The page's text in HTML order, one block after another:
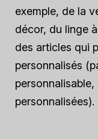
exemple, de la
décor, du linge
des articles qui
personnalisés
personnalisées).